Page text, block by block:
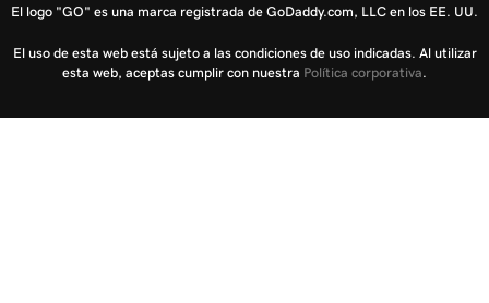
El logo "GO" es una marca registrada de GoDaddy.com, LLC en los EE. UU.
El uso de esta web está sujeto a las condiciones de uso indicadas. Al utilizar
esta web, aceptas cumplir con nuestra Política corporativa.